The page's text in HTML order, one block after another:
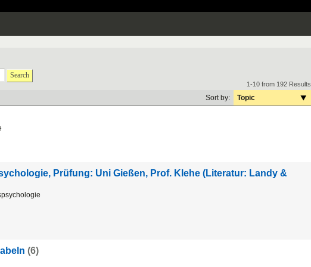
Search
1-10 from 192 Results
Sort by: Topic
Prüfung: Uni Gießen, Prof. Klehe (Literatur: Landy &
(6)